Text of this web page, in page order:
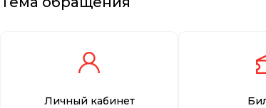
Личный кабинет